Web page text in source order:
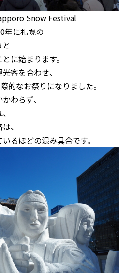
Snow Festival
年に札幌の
に始まります。
客を合わせ、
的なお祭りになりました。
わらず、
、
るほどの混み具合です。